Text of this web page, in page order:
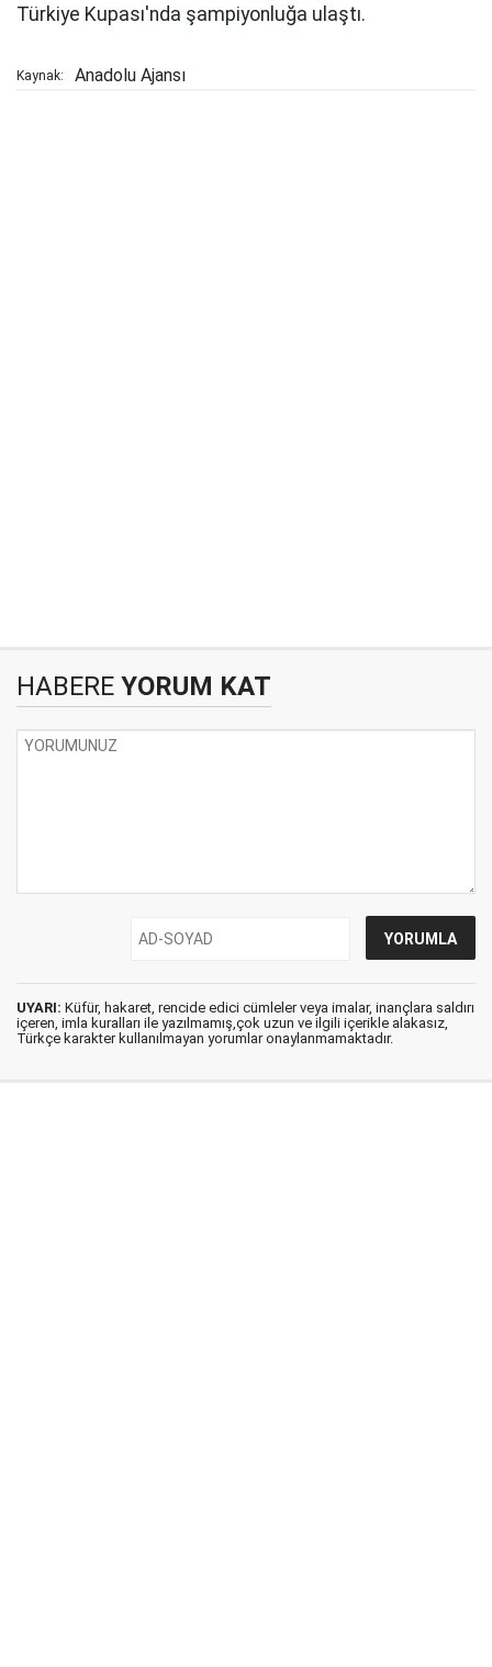
Türkiye Kupası'nda şampiyonluğa ulaştı.
Kaynak: Anadolu Ajansı
HABERE YORUM KAT
UYARI: Küfür, hakaret, rencide edici cümleler veya imalar, inançlara saldırı
içeren, imla kuralları ile yazılmamış,çok uzun ve ilgili içerikle alakasız,
Türkçe karakter kullanılmayan yorumlar onaylanmamaktadır.